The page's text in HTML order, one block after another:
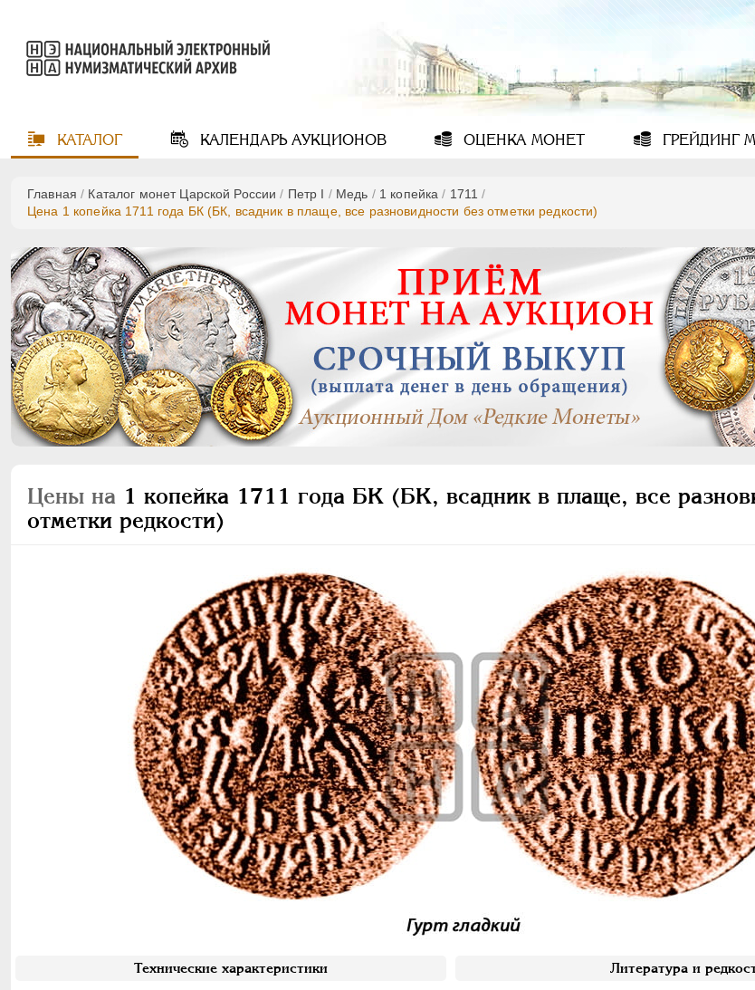
КАТАЛОГ КАЛЕНДАРЬАУКЦИОНОВ ОЦЕНКА МОНЕТ ГРЕЙДИНГ
Главная / Каталог монет Царской России / Пeтр I / Медь / 1 копейка / 1711 /
Цена 1 копейка 1711 года БК (БК, всадник в плаще, все разновидности без отметки редкости)
Цены на 1 копейка 1711 года БК (БК, всадник в плаще, все
отметки редкости)
Технические характеристики Литература и